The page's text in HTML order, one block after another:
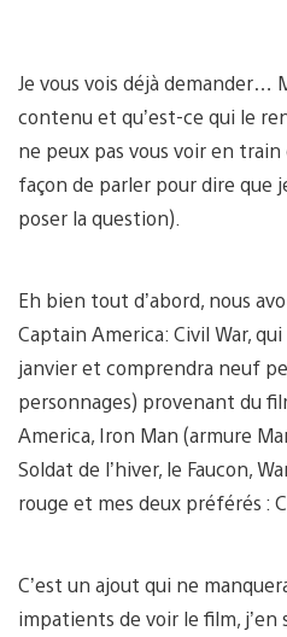
Je vous vois déjà demander…
contenu et qu’est-ce qui le
ne peux pas vous voir en train
façon de parler pour dire que
poser la question).
Eh bien tout d’abord, nous
Captain America: Civil War,
janvier et comprendra neuf
personnages) provenant du
America, Iron Man (armure
Soldat de l’hiver, le Faucon,
rouge et mes deux préférés :
C’est un ajout qui ne
impatients de voir le film, j’en